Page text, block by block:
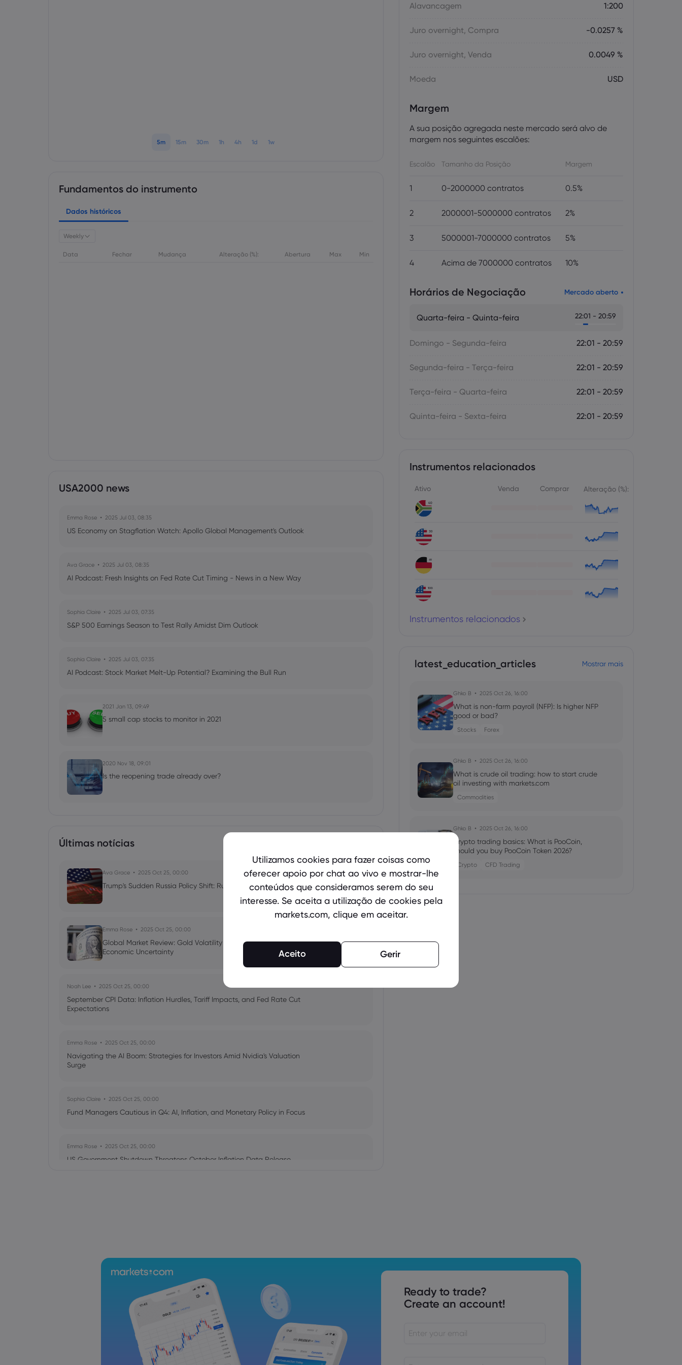
5m 15m 30m 1h 4h 1d 1w
Fundamentos do instrumento
Dados históricos
Weekly
Data Fechar Mudança Alteração (%): Abertura Max Min
USA2000 news
Emma Rose 2025 Jul 03, 08:35
US Economy on Stagflation Watch: Apollo Global Management's Outlook
Ava Grace 2025 Jul 03, 08:35
AI Podcast: Fresh Insights on Fed Rate Cut Timing - News in a New Way
Sophia Claire 2025 Jul 03, 07:35
S&P 500 Earnings Season to Test Rally Amidst Dim Outlook
Sophia Claire 2025 Jul 03, 07:35
AI Podcast: Stock Market Melt-Up Potential? Examining the Bull Run
2021 Jan 13, 09:49
5 small cap stocks to monitor in 2021
2020 Nov 18, 09:01
Is the reopening trade already over?
Últimas notícias
Ava Grace 2025 Oct 25, 00:00
Trump's Sudden Russia Policy Shift: Rubio's Influence and Implications
Emma Rose 2025 Oct 25, 00:00
Global Market Review: Gold Volatility and Tech Stock Surge Amidst
Economic Uncertainty
Noah Lee 2025 Oct 25, 00:00
September CPI Data: Inflation Hurdles, Tariff Impacts, and Fed Rate Cut
Expectations
Emma Rose 2025 Oct 25, 00:00
Navigating the AI Boom: Strategies for Investors Amid Nvidia's Valuation
Surge
Sophia Claire 2025 Oct 25, 00:00
Fund Managers Cautious in Q4: AI, Inflation, and Monetary Policy in Focus
Emma Rose 2025 Oct 25, 00:00
US Government Shutdown Threatens October Inflation Data Release
Alavancagem 1:200
Juro overnight, Compra -0.0257 %
Juro overnight, Venda 0.0049 %
Moeda USD
Margem
A sua posição agregada neste mercado será alvo de
margem nos seguintes escalões:
Escalão Tamanho da Posição Margem
1 0-2000000 contratos 0.5%
2 2000001-5000000 contratos 2%
3 5000001-7000000 contratos 5%
4 Acima de 7000000 contratos 10%
Horários de Negociação Mercado aberto
Quarta-feira - Quinta-feira 22:01 - 20:59
Domingo - Segunda-feira 22:01 - 20:59
Segunda-feira - Terça-feira 22:01 - 20:59
Terça-feira - Quarta-feira 22:01 - 20:59
Quinta-feira - Sexta-feira 22:01 - 20:59
Instrumentos relacionados
Ativo Venda Comprar Alteração (%):
Instrumentos relacionados
latest_education_articles Mostrar mais
Ghko B 2025 Oct 26, 16:00
What is non-farm payroll (NFP): Is higher NFP
good or bad?
Stocks Forex
Ghko B 2025 Oct 26, 16:00
What is crude oil trading: how to start crude
oil investing with markets.com
Commodities
Ghko B 2025 Oct 26, 16:00
Crypto trading basics: What is PooCoin,
should you buy PooCoin Token 2026?
Crypto CFD Trading
Ready to trade?
Create an account!
Utilizamos cookies para fazer coisas como
oferecer apoio por chat ao vivo e mostrar-lhe
conteúdos que consideramos serem do seu
interesse. Se aceita a utilização de cookies pela
markets.com, clique em aceitar.
Aceito Gerir